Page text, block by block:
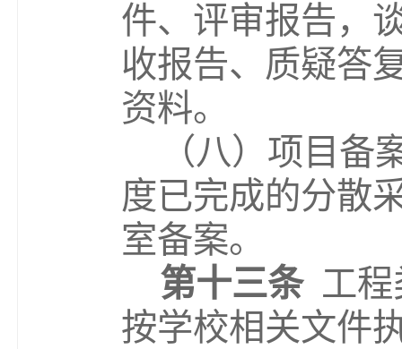
件、评审报告，
收报告、质疑答
资料。
（八）项目备
度已完成的分散
室备案。
第十三条 工
按学校相关文件